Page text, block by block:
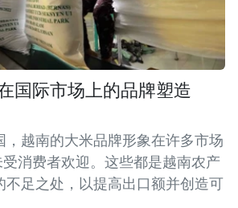
国际市场上的品牌塑造
，越南的大米品牌形象在许多市场
受消费者欢迎。这些都是越南农产
不足之处，以提高出口额并创造可